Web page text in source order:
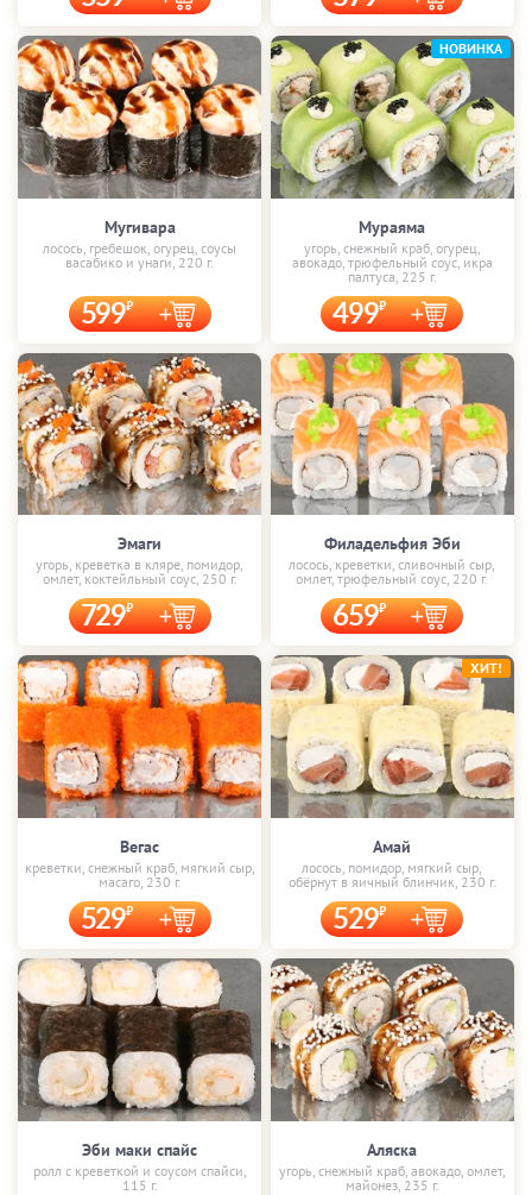
Мугивара
лосось, гребешок, огурец, соусы
васабико и унаги, 220 г.
599
Мураяма
угорь, снежный краб, огурец,
авокадо, трюфельный соус, икра
палтуса, 225 г.
499
НОВИНКА
Эмаги
угорь, креветка в кляре, помидор,
омлет, коктейльный соус, 250 г.
729
Филадельфия Эби
лосось, креветки, сливочный сыр,
омлет, трюфельный соус, 220 г.
659
Вегас
креветки, снежный краб, мягкий сыр,
масаго, 230 г.
529
Амай
лосось, помидор, мягкий сыр,
обёрнут в яичный блинчик, 230 г.
529
ХИТ!
Эби маки спайс
ролл с креветкой и соусом спайси,
115 г.
Аляска
угорь, снежный краб, авокадо, омлет,
майонез, 235 г.